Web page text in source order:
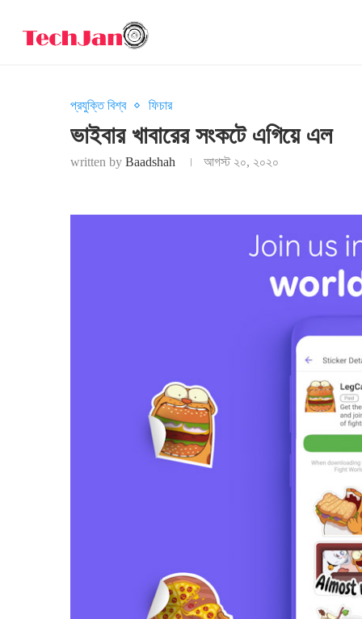
প্রযুক্তি বিশ্ব ফিচার
ভাইবার খাবারের সংকটে এগিয়ে এল
written by Baadshah আগস্ট ২০, ২০২০